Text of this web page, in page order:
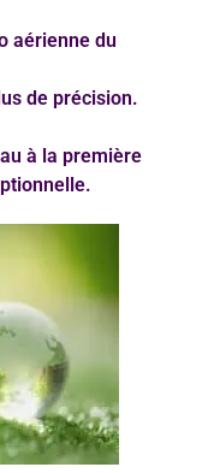
aérienne du
de précision.
à la première